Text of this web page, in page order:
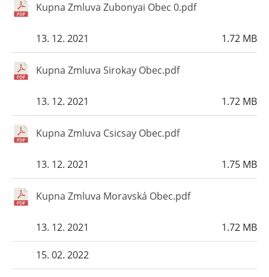
Kupna Zmluva Zubonyai Obec 0.pdf
1.72 MB
13. 12. 2021
Kupna Zmluva Sirokay Obec.pdf
1.72 MB
13. 12. 2021
Kupna Zmluva Csicsay Obec.pdf
1.75 MB
13. 12. 2021
Kupna Zmluva Moravská Obec.pdf
1.72 MB
13. 12. 2021
15. 02. 2022